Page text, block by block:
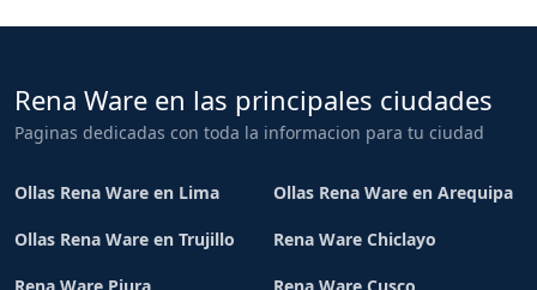
Rena Ware en las principales ciudades
Paginas dedicadas con toda la informacion para tu ciudad
Ollas Rena Ware en Lima Ollas Rena Ware en Arequipa
Ollas Rena Ware en Trujillo Rena Ware Chiclayo